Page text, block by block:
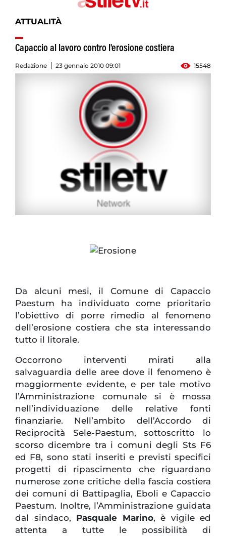
ATTUALITÀ
Capaccio al lavoro contro l'erosione costiera
Redazione 23 gennaio 2010 09:01 15548
Da alcuni mesi, il Comune di Capaccio
Paestum ha individuato come prioritario
l’obiettivo di porre rimedio al fenomeno
dell’erosione costiera che sta interessando
tutto il litorale.
Occorrono interventi mirati alla
salvaguardia delle aree dove il fenomeno è
maggiormente evidente, e per tale motivo
l’Amministrazione comunale si è mossa
nell’individuazione delle relative fonti
finanziarie. Nell’ambito dell’Accordo di
Reciprocità Sele-Paestum, sottoscritto lo
scorso dicembre tra i comuni degli Sts F6
ed F8, sono stati inseriti e previsti specifici
progetti di ripascimento che riguardano
numerose zone critiche della fascia costiera
dei comuni di Battipaglia, Eboli e Capaccio
Paestum. Inoltre, l’Amministrazione guidata
dal sindaco, Pasquale Marino, è vigile ed
attenta a tutte le possibilità di